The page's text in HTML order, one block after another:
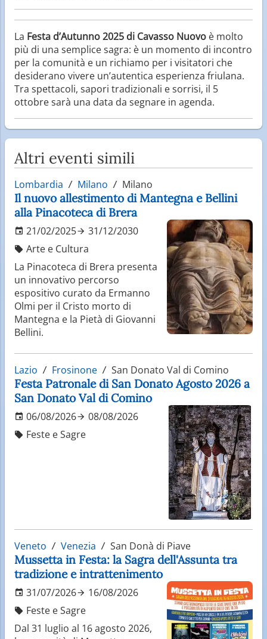
La Festa d’Autunno 2025 di Cavasso Nuovo è molto
più di una semplice sagra: è un momento di incontro
per la comunità e un richiamo per i visitatori che
desiderano vivere un’autentica esperienza friulana.
Tra spettacoli, sapori tradizionali e sorrisi, il 5
ottobre sarà una data da segnare in agenda.
Altri eventi simili
Lombardia Milano Milano
Il nuovo allestimento di Mantegna e Bellini
alla Pinacoteca di Brera
21/02/2025
31/12/2030
Arte e Cultura
La Pinacoteca di Brera presenta
un innovativo percorso
espositivo curato da Ermanno
Olmi per il Cristo morto di
Mantegna e la Pietà di Giovanni
Bellini.
Lazio Frosinone San Donato Val di Comino
Festa Patronale di San Donato Agosto 2026 a
San Donato Val di Comino
06/08/2026
08/08/2026
Feste e Sagre
Veneto Venezia San Donà di Piave
Mussetta in Festa: la Sagra dell'Assunta tra
tradizione e intrattenimento
31/07/2026
16/08/2026
Feste e Sagre
Dal 31 luglio al 16 agosto 2026,